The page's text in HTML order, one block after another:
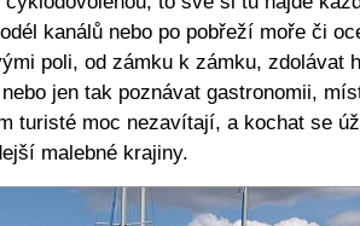
kanálů nebo po pobřeží moře či
poli, od zámku k zámku, zdolávat
jen tak poznávat gastronomii,
turisté moc nezavítají, a kochat se
malebné krajiny.